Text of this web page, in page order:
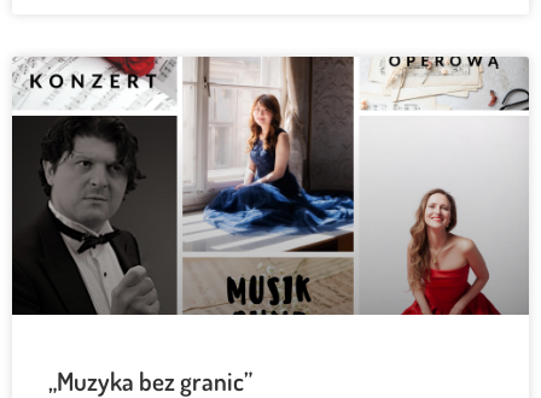
„Muzyka bez granic”